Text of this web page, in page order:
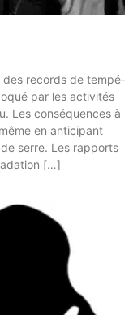
des records de tem­pé­
par les acti­vi­tés
Les consé­quences à
en anti­ci­pant
serre. Les rap­ports
[…]